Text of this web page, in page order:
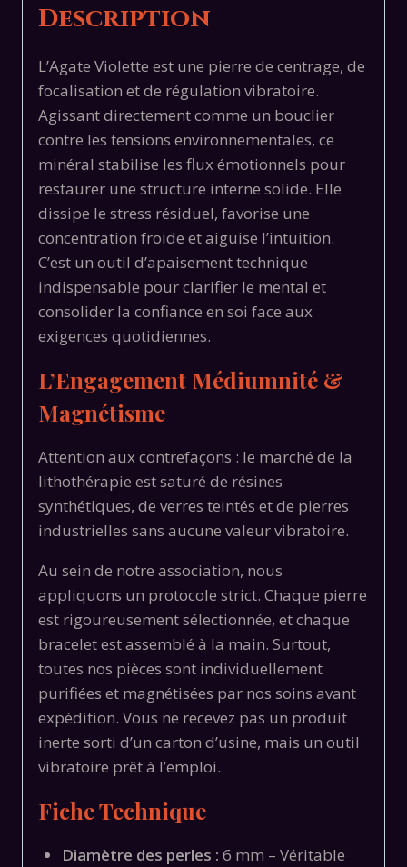
Description
L’Agate Violette est une pierre de centrage, de
focalisation et de régulation vibratoire.
Agissant directement comme un bouclier
contre les tensions environnementales, ce
minéral stabilise les flux émotionnels pour
restaurer une structure interne solide. Elle
dissipe le stress résiduel, favorise une
concentration froide et aiguise l’intuition.
C’est un outil d’apaisement technique
indispensable pour clarifier le mental et
consolider la confiance en soi face aux
exigences quotidiennes.
L’Engagement Médiumnité &
Magnétisme
Attention aux contrefaçons : le marché de la
lithothérapie est saturé de résines
synthétiques, de verres teintés et de pierres
industrielles sans aucune valeur vibratoire.
Au sein de notre association, nous
appliquons un protocole strict. Chaque pierre
est rigoureusement sélectionnée, et chaque
bracelet est assemblé à la main. Surtout,
toutes nos pièces sont individuellement
purifiées et magnétisées par nos soins avant
expédition. Vous ne recevez pas un produit
inerte sorti d’un carton d’usine, mais un outil
vibratoire prêt à l’emploi.
Fiche Technique
Diamètre des perles : 6 mm – Véritable